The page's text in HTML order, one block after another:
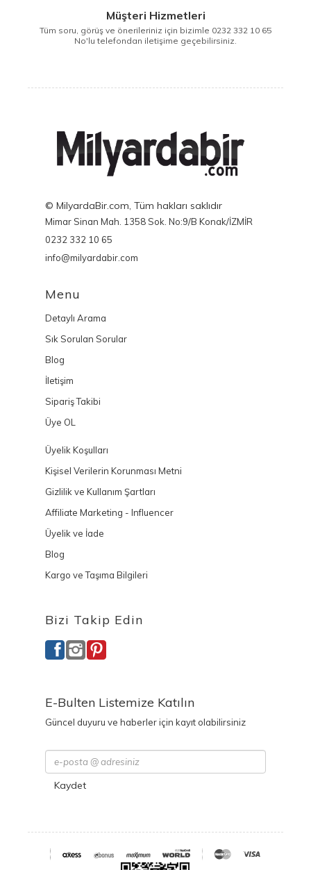
Müşteri Hizmetleri
Tüm soru, görüş ve önerileriniz için bizimle 0232 332 10 65
No'lu telefondan iletişime geçebilirsiniz.
© MilyardaBir.com, Tüm hakları saklıdır
Mimar Sinan Mah. 1358 Sok. No:9/B Konak/İZMİR
0232 332 10 65
info@milyardabir.com
Menu
Detaylı Arama
Sık Sorulan Sorular
Blog
İletişim
Sipariş Takibi
Üye OL
Üyelik Koşulları
Kişisel Verilerin Korunması Metni
Gizlilik ve Kullanım Şartları
Affiliate Marketing - Influencer
Üyelik ve İade
Blog
Kargo ve Taşıma Bilgileri
Bizi Takip Edin
E-Bulten Listemize Katılın
Güncel duyuru ve haberler için kayıt olabilirsiniz
Kaydet